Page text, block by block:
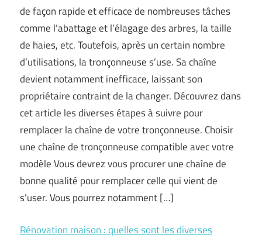
de façon rapide et efficace de nombreuses tâches
comme l’abattage et l’élagage des arbres, la taille
de haies, etc. Toutefois, après un certain nombre
d’utilisations, la tronçonneuse s’use. Sa chaîne
devient notamment inefficace, laissant son
propriétaire contraint de la changer. Découvrez dans
cet article les diverses étapes à suivre pour
remplacer la chaîne de votre tronçonneuse. Choisir
une chaîne de tronçonneuse compatible avec votre
modèle Vous devrez vous procurer une chaîne de
bonne qualité pour remplacer celle qui vient de
s’user. Vous pourrez notamment […]
Rénovation maison : quelles sont les diverses